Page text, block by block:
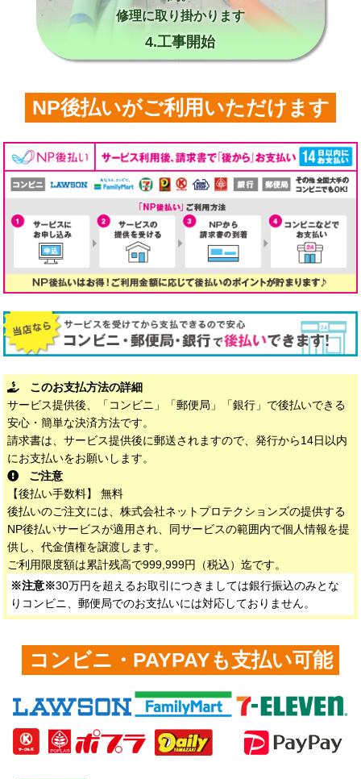
修理に取り掛かります
4.工事開始
NP後払いがご利用いただけます
このお支払方法の詳細
サービス提供後、「コンビニ」「郵便局」「銀行」で後払いできる
安心・簡単な決済方法です。
請求書は、サービス提供後に郵送されますので、発行から14日以内
にお支払いをお願いします。
ご注意
【後払い手数料】 無料
後払いのご注文には、株式会社ネットプロテクションズの提供する
NP後払いサービスが適用され、同サービスの範囲内で個人情報を提
供し、代金債権を譲渡します。
ご利用限度額は累計残高で999,999円（税込）迄です。
※注意※30万円を超えるお取引につきましては銀行振込のみとな
りコンビニ、郵便局でのお支払いには対応しておりません。
コンビニ・PAYPAYも支払い可能